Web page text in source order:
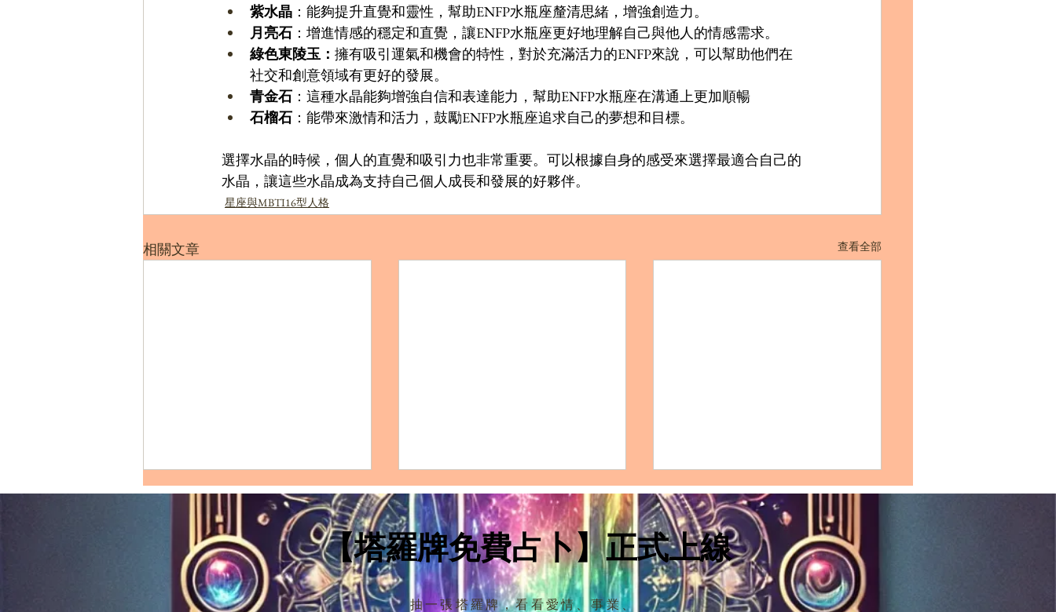
紫水晶 ：能夠提升直覺和靈性，幫助ENFP水瓶座釐清思緒，增強創造力。
月亮石 ：增進情感的穩定和直覺，讓ENFP水瓶座更好地理解自己與他人的情感需求。
綠色東陵玉： 擁有吸引運氣和機會的特性，對於充滿活力的ENFP來說，可以幫助他們在
社交和創意領域有更好的發展。
青金石 ：這種水晶能夠增強自信和表達能力，幫助ENFP水瓶座在溝通上更加順暢
石榴石 ：能帶來激情和活力，鼓勵ENFP水瓶座追求自己的夢想和目標。
選擇水晶的時候，個人的直覺和吸引力也非常重要。可以根據自身的感受來選擇最適合自己的
水晶，讓這些水晶成為支持自己個人成長和發展的好夥伴。
星座與MBTI16型人格
相關文章 查看全部
ENFP射手座的完整剖析：性
格特質、愛情模式、友誼觀、
職涯發展及適合佩戴的水晶
【性格特質：ENFP射手座的獨特
優點和缺點】 ENFP射手座的人通
常充滿熱情和活力，他們對生活的
好奇心驅使著他們不斷探索新事
ENFP天蠍座的完整剖析：性
格特質、愛情模式、友誼觀、
職涯發展及適合佩戴的水晶
【性格特質：ENFP天蠍座的獨特
優點和缺點】 ENFP天蠍座的人通
常擁有強烈的熱情和深刻的情感。
他們的ENFP性格使他們充滿創意
ENFP摩羯座的完整剖析：性
格特質、愛情模式、友誼觀、
職涯發展及適合佩戴的水晶
【性格特質：ENFP摩羯座的獨特
優點和缺點】 ENFP摩羯座的性格
特質融合了豐富的創造力與實際的
務實精神。作為ENFP，他們通常
【塔羅牌免費占卜】正式上線
抽一張塔羅牌，看看愛情、事業、